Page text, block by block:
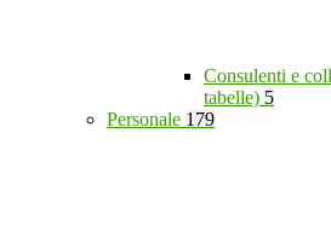
Consulenti e
tabelle) 5
Personale 179